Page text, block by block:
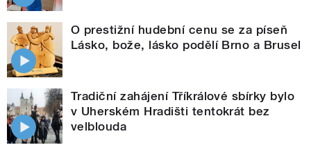
O prestižní hudební cenu se za píseň
Lásko, bože, lásko podělí Brno a Brusel
Tradiční zahájení Tříkrálové sbírky bylo
v Uherském Hradišti tentokrát bez
velblouda